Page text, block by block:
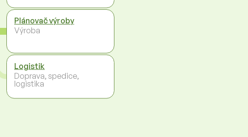
Plánovač výroby
Výroba
Logistik
Doprava, spedice,
logistika